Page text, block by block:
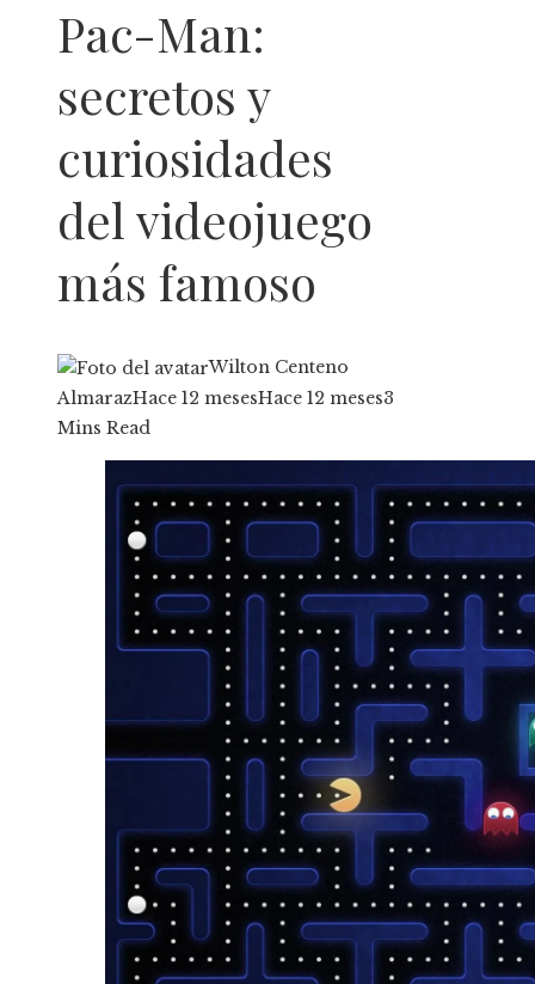
Pac-Man:
secretos y
curiosidades
del videojuego
más famoso
Wilton Centeno
AlmarazHace 12 mesesHace 12 meses3
Mins Read